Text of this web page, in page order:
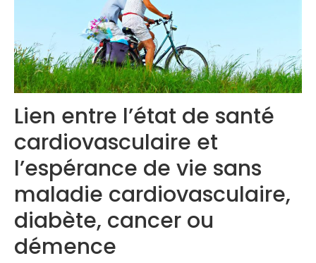
Lien entre l’état de santé
cardiovasculaire et
l’espérance de vie sans
maladie cardiovasculaire,
diabète, cancer ou
démence